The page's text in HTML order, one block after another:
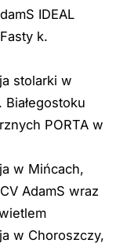
IDEAL
k.
stolarki w
PORTA w
w Mińcach,
AdamS wraz
w Choroszczy,